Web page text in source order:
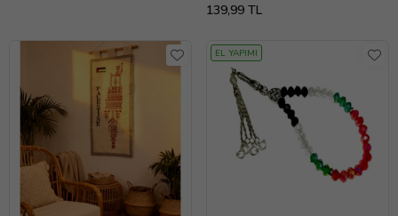
139,99 TL
EL YAPIMI